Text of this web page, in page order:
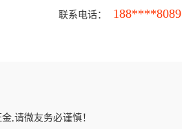
联系电话： 188****8089
,请微友务必谨慎！